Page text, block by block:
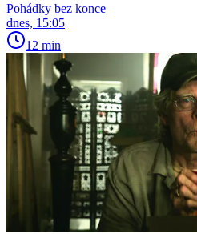
Pohádky bez konce
dnes, 15:05
12 min